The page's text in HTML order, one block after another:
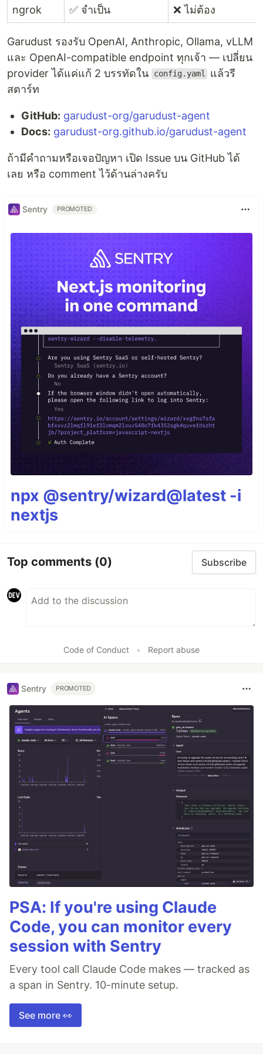
ngrok ✅ จำเป็น ❌ ไม่ต้อง
Garudust รองรับ OpenAI, Anthropic, Ollama, vLLM
และ OpenAI-compatible endpoint ทุกเจ้า — เปลี่ยน
provider ได้แค่แก้ 2 บรรทัดใน
config.yaml
แล้วรี
สตาร์ท
GitHub: garudust-org/garudust-agent
Docs: garudust-org.github.io/garudust-agent
ถ้ามีคำถามหรือเจอปัญหา เปิด Issue บน GitHub ได้
เลย หรือ comment ไว้ด้านล่างครับ
Sentry PROMOTED
npx @sentry/wizard@latest -i
nextjs
Top comments (0) Subscribe
Code of Conduct • Report abuse
Sentry PROMOTED
PSA: If you're using Claude
Code, you can monitor every
session with Sentry
Every tool call Claude Code makes — tracked as
a span in Sentry. 10-minute setup.
See more 👀